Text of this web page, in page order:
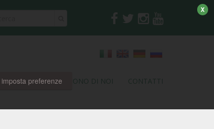
PARTNER DICONO DI NOI CONTATTI
X
preferenze